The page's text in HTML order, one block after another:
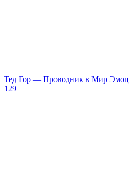
Тед Гор — Проводник в Мир
129